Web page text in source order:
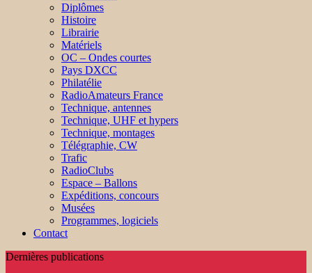
Diplômes
Histoire
Librairie
Matériels
OC – Ondes courtes
Pays DXCC
Philatélie
RadioAmateurs France
Technique, antennes
Technique, UHF et hypers
Technique, montages
Télégraphie, CW
Trafic
RadioClubs
Espace – Ballons
Expéditions, concours
Musées
Programmes, logiciels
Contact
Dernières publications